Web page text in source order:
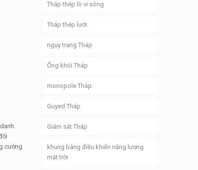
cường
Tháp thép lò vi sóng
Tháp thép lưới
ngụy trang Tháp
Ống khói Tháp
monopole Tháp
Guyed Tháp
Giám sát Tháp
khung bảng điều khiển năng lượng
mặt trời